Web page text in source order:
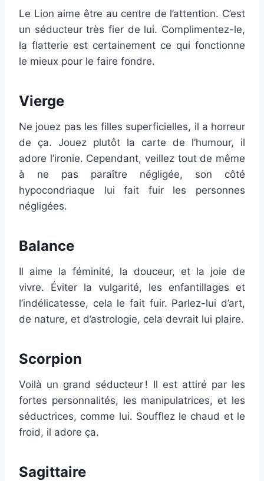
Le Lion aime être au centre de l’attention. C’est
un séducteur très fier de lui. Complimentez-le,
la flatterie est certainement ce qui fonctionne
le mieux pour le faire fondre.
Vierge
Ne jouez pas les filles superficielles, il a horreur
de ça. Jouez plutôt la carte de l’humour, il
adore l’ironie. Cependant, veillez tout de même
à ne pas paraître négligée, son côté
hypocondriaque lui fait fuir les personnes
négligées.
Balance
Il aime la féminité, la douceur, et la joie de
vivre. Éviter la vulgarité, les enfantillages et
l’indélicatesse, cela le fait fuir. Parlez-lui d’art,
de nature, et d’astrologie, cela devrait lui plaire.
Scorpion
Voilà un grand séducteur ! Il est attiré par les
fortes personnalités, les manipulatrices, et les
séductrices, comme lui. Soufflez le chaud et le
froid, il adore ça.
Sagittaire